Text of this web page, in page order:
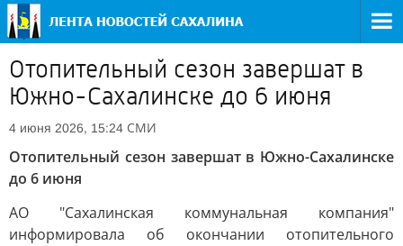
Отопительный сезон завершат в
Южно-Сахалинске до 6 июня
4 июня 2026, 15:24 СМИ
Отопительный сезон завершат в Южно-Сахалинске
до 6 июня
АО "Сахалинская коммунальная компания"
информировала об окончании отопительного